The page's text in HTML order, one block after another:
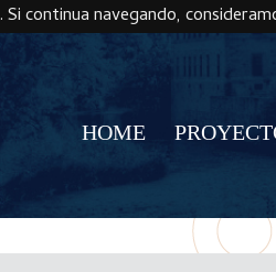
continua navegando,
HOME